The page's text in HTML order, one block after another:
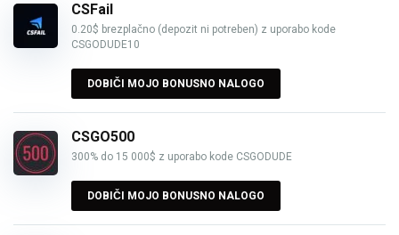
CSFail
0.20$ brezplačno (depozit ni potreben) z uporabo kode
CSGODUDE10
DOBIČI MOJO BONUSNO NALOGO
CSGO500
300% do 15 000$ z uporabo kode CSGODUDE
DOBIČI MOJO BONUSNO NALOGO